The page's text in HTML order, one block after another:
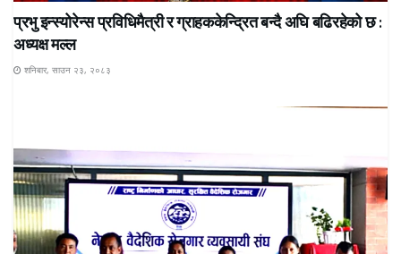
प्रभु इन्स्योरेन्स प्रविधिमैत्री र ग्राहककेन्द्रित बन्दै अघि बढिरहेको छ :
अध्यक्ष मल्ल
शनिबार, साउन २३, २०८३